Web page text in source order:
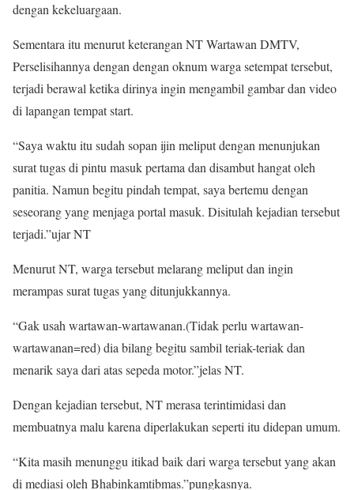
dengan kekeluargaan.
Sementara itu menurut keterangan NT Wartawan DMTV,
Perselisihannya dengan dengan oknum warga setempat tersebut,
terjadi berawal ketika dirinya ingin mengambil gambar dan video
di lapangan tempat start.
“Saya waktu itu sudah sopan ijin meliput dengan menunjukan
surat tugas di pintu masuk pertama dan disambut hangat oleh
panitia. Namun begitu pindah tempat, saya bertemu dengan
seseorang yang menjaga portal masuk. Disitulah kejadian tersebut
terjadi.”ujar NT
Menurut NT, warga tersebut melarang meliput dan ingin
merampas surat tugas yang ditunjukkannya.
“Gak usah wartawan-wartawanan.(Tidak perlu wartawan-
wartawanan=red) dia bilang begitu sambil teriak-teriak dan
menarik saya dari atas sepeda motor.”jelas NT.
Dengan kejadian tersebut, NT merasa terintimidasi dan
membuatnya malu karena diperlakukan seperti itu didepan umum.
“Kita masih menunggu itikad baik dari warga tersebut yang akan
di mediasi oleh Bhabinkamtibmas.”pungkasnya.